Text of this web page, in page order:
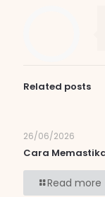
Related posts
26/06/2026
Cara
Read more